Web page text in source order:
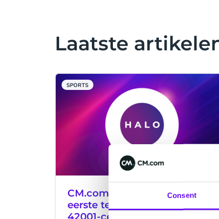
Consent
Laatste
SPORTS
CM.com behoort tot de
eerste techbedrijven met ISO
42001-certificering voor